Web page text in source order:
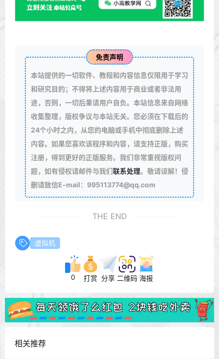
免责声明
本站提供的一切软件、教程和内容信息仅限用于学习
和研究目的；不得将上述内容用于商业或者非法用
途，否则，一切后果请用户自负。本站信息来自网络
收集整理，版权争议与本站无关。您必须在下载后的
24个小时之内，从您的电脑或手机中彻底删除上述
内容。如果您喜欢该程序和内容，请支持正版，购买
注册，得到更好的正版服务。我们非常重视版权问
题，如有侵权请邮件与我们联系处理。敬请谅解！侵
删请致信E-mail：995113774@qq.com
THE END
虚拟机
0 打赏 分享 二维码 海报
相关推荐